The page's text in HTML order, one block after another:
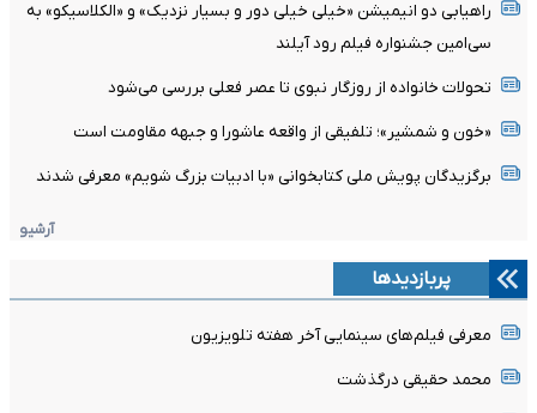
راهیابی دو انیمیشن «خیلی خیلی دور و بسیار نزدیک» و «الکلاسیکو» به
سی‌امین جشنواره فیلم رود آیلند
تحولات خانواده از روزگار نبوی تا عصر فعلی بررسی می‌شود
«خون و شمشیر»؛ تلفیقی از واقعه عاشورا و جبهه مقاومت است
برگزیدگان پویش ملی کتابخوانی «با ادبیات بزرگ شویم» معرفی شدند
آرشیو
پربازدیدها
معرفی فیلم‌های سینمایی آخر هفته تلویزیون
محمد حقیقی درگذشت